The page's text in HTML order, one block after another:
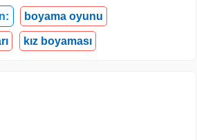
boyama oyunu
kız boyaması